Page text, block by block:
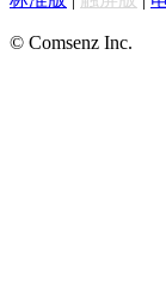
© Comsenz Inc.